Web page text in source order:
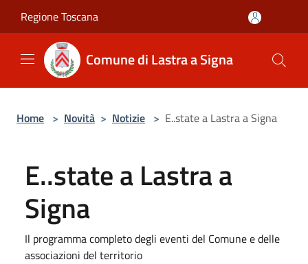
Regione Toscana
Comune di Lastra a Signa
Home > Novità > Notizie > E..state a Lastra a Signa
E..state a Lastra a
Signa
Il programma completo degli eventi del Comune e delle
associazioni del territorio